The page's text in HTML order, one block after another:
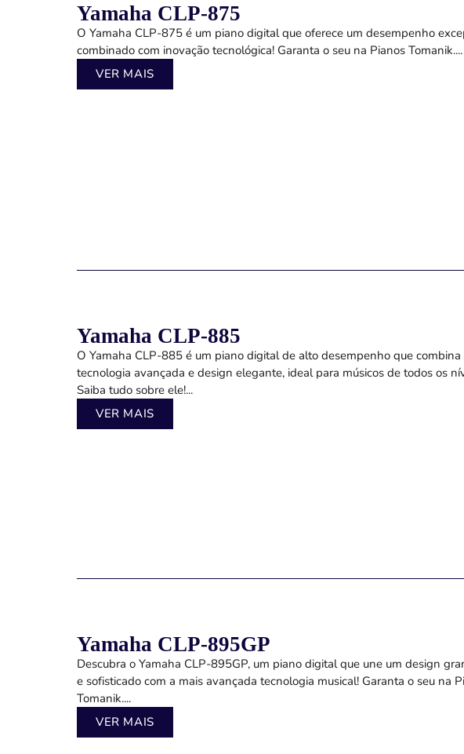
Yamaha CLP-875
O Yamaha CLP-875 é um piano digital que oferece um desempenho
combinado com inovação tecnológica! Garanta o seu na Pianos Tomanik....
VER MAIS
Yamaha CLP-885
O Yamaha CLP-885 é um piano digital de alto desempenho que combina
tecnologia avançada e design elegante, ideal para músicos de todos os
Saiba tudo sobre ele!...
VER MAIS
Yamaha CLP-895GP
Descubra o Yamaha CLP-895GP, um piano digital que une um design
e sofisticado com a mais avançada tecnologia musical! Garanta o seu na
Tomanik....
VER MAIS